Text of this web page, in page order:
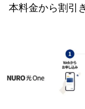
本料金から割引